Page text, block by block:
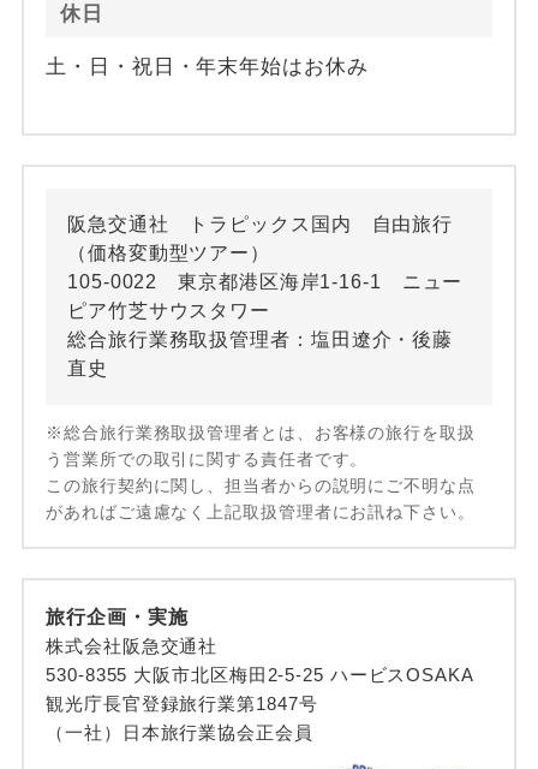
休日
土・日・祝日・年末年始はお休み
阪急交通社 トラピックス国内 自由旅行
（価格変動型ツアー）
105-0022 東京都港区海岸1-16-1 ニュー
ピア竹芝サウスタワー
総合旅行業務取扱管理者：塩田遼介・後藤
直史
※総合旅行業務取扱管理者とは、お客様の旅行を取扱
う営業所での取引に関する責任者です。
この旅行契約に関し、担当者からの説明にご不明な点
があればご遠慮なく上記取扱管理者にお訊ね下さい。
旅行企画・実施
株式会社阪急交通社
530-8355 大阪市北区梅田2-5-25 ハービスOSAKA
観光庁長官登録旅行業第1847号
（一社）日本旅行業協会正会員